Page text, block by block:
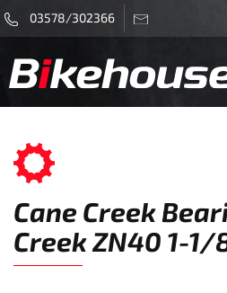
03578/302366
Cane Creek
Creek ZN40 1-1/